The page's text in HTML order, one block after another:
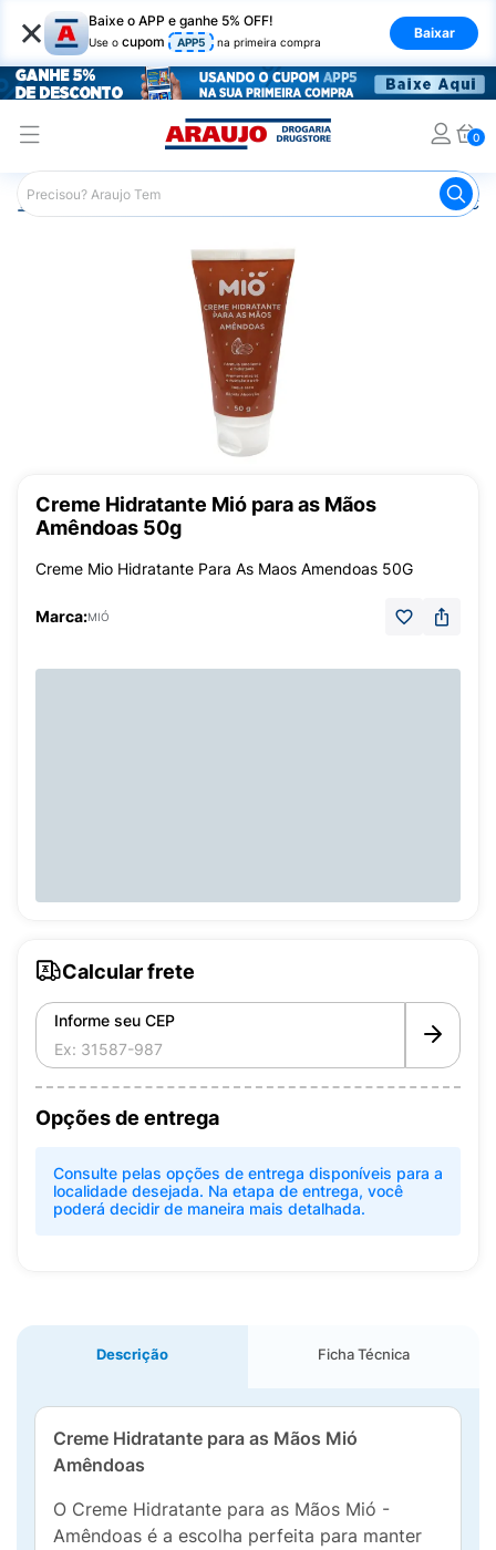
× Baixe o APP e ganhe 5% OFF!
Use o cupom APP5 na primeira compra
Baixar
0
Araujo Beleza e Cuidados
Creme Hidratante Mió para as Mãos
Amêndoas 50g
Creme Mio Hidratante Para As Maos Amendoas 50G
Marca:MIÓ
Calcular frete
Informe seu CEP
Opções de entrega
Consulte pelas opções de entrega disponíveis para a
localidade desejada. Na etapa de entrega, você
poderá decidir de maneira mais detalhada.
Descrição Ficha Técnica
Creme Hidratante para as Mãos Mió
Amêndoas
O Creme Hidratante para as Mãos Mió -
Amêndoas é a escolha perfeita para manter